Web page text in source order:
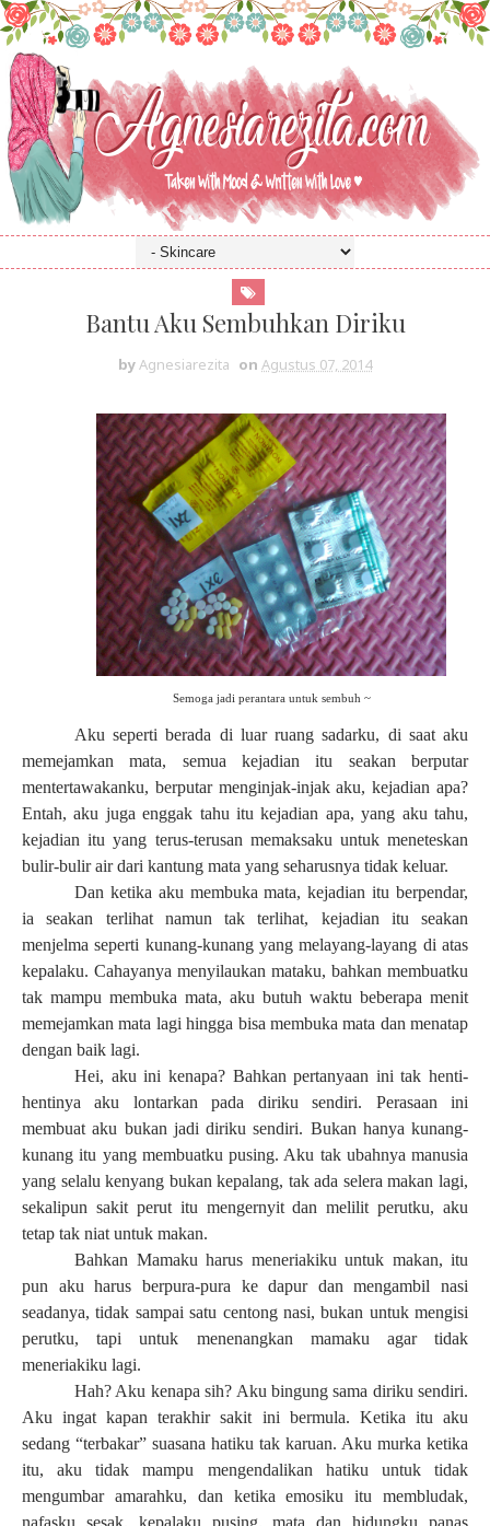
Bantu Aku Sembuhkan Diriku
byAgnesiarezita on Agustus 07, 2014
Semoga jadi perantara untuk sembuh ~
Aku seperti berada di luar ruang sadarku, di saat aku
memejamkan mata, semua kejadian itu seakan berputar
mentertawakanku, berputar menginjak-injak aku, kejadian apa?
Entah, aku juga enggak tahu itu kejadian apa, yang aku tahu,
kejadian itu yang terus-terusan memaksaku untuk meneteskan
bulir-bulir air dari kantung mata yang seharusnya tidak keluar.
Dan ketika aku membuka mata, kejadian itu berpendar,
ia seakan terlihat namun tak terlihat, kejadian itu seakan
menjelma seperti kunang-kunang yang melayang-layang di atas
kepalaku. Cahayanya menyilaukan mataku, bahkan membuatku
tak mampu membuka mata, aku butuh waktu beberapa menit
memejamkan mata lagi hingga bisa membuka mata dan menatap
dengan baik lagi.
Hei, aku ini kenapa? Bahkan pertanyaan ini tak henti-
hentinya aku lontarkan pada diriku sendiri. Perasaan ini
membuat aku bukan jadi diriku sendiri. Bukan hanya kunang-
kunang itu yang membuatku pusing. Aku tak ubahnya manusia
yang selalu kenyang bukan kepalang, tak ada selera makan lagi,
sekalipun sakit perut itu mengernyit dan melilit perutku, aku
tetap tak niat untuk makan.
Bahkan Mamaku harus meneriakiku untuk makan, itu
pun aku harus berpura-pura ke dapur dan mengambil nasi
seadanya, tidak sampai satu centong nasi, bukan untuk mengisi
perutku, tapi untuk menenangkan mamaku agar tidak
meneriakiku lagi.
Hah? Aku kenapa sih? Aku bingung sama diriku sendiri.
Aku ingat kapan terakhir sakit ini bermula. Ketika itu aku
sedang “terbakar” suasana hatiku tak karuan. Aku murka ketika
itu, aku tidak mampu mengendalikan hatiku untuk tidak
mengumbar amarahku, dan ketika emosiku itu membludak,
nafasku sesak, kepalaku pusing, mata dan hidungku panas